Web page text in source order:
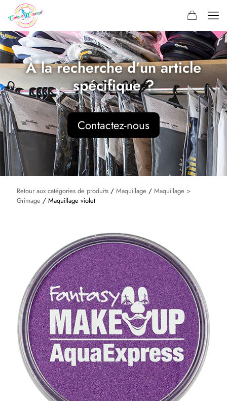
À la recherche d’un article
spécifique ?
Contactez-nous
Retour aux catégories de produits / Maquillage / Maquillage >
Grimage / Maquillage violet